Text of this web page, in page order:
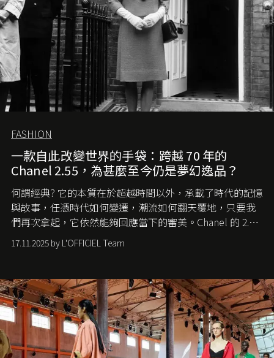
FASHION
一款自此改變世界的手袋：跨越 70 年的
Chanel 2.55，為甚麼至今仍是夢幻逸品？
何謂經典? 它的本質在於超越時間以外，承載了時代的記憶
與故事，任憑時代如何變遷，潮流如何翻天覆地，只要我
們再次拿起，它依然能夠回應當下的審美。Chanel 的 2.55
手袋更是這樣存在，自問世至今，一直有着舉足輕重的地
位。如果說每個女生的第一個夢想手袋是 Chanel，那 2.55
愛它的雋永與優雅。那麼這個手袋是怎麼誕生的呢？又為
甚麼取名叫 2.55 ？今天就由《L'Officiel HK》帶你穿越流金
歲月，回顧 2.55 的誕生故事。
17.11.2025 by L'OFFICIEL Team